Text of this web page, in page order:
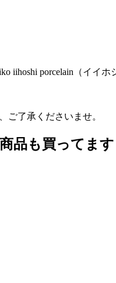
iihoshi porcelain（イイ
ご了承くださいませ。
品も買ってます